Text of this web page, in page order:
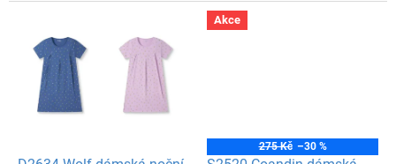
Akce
275 Kč –30 %